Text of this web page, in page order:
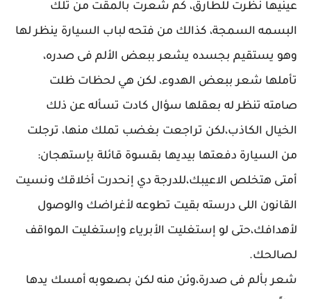
عينيها نظرت للطارق، كم شعرت بالمقت من تلك
البسمه السمجة، كذالك من فتحه لباب السيارة ينظر لها
وهو يستقيم بجسده يشعر ببعض الألم فى صدره،
تأملها شعر ببعض الهدوء، لكن هي لحظات ظلت
صامته تنظر له بعقلها سؤال كادت تسأله عن ذلك
الخيال الكاذب،لكن تراجعت بغضب تملك منها، ترجلت
من السيارة دفعتها بيديها بقسوة قائلة بإستهجان:
أمتى هتخلص الاعيبك،للدرجة دي إنحدرت أخلاقك ونسيت
القانون اللى درسته بقيت تطوعه لأغراضك والوصول
لأهدافك،حتى لو إستغليت الأبرياء وإستغليت المواقف
لصالحك.
شعر بألم فى صدرة،وئن منه لكن بصعوبه أمسك يدها